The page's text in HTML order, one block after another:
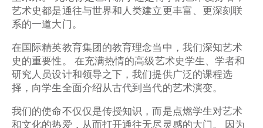
艺术史都是通往与世界和人类建立更丰富、更深刻联
系的一道大门。
在国际精英教育集团的教育理念当中，我们深知艺术
史的重要性。 在充满热情的高级艺术史学生、学者和
研究人员设计和领导之下，我们提供广泛的课程选
择，向学生全面介绍从古代到当代的艺术演变。
我们的使命不仅仅是传授知识，而是点燃学生对艺术
和文化的热爱，从而打开通往无尽灵感的大门。 因为